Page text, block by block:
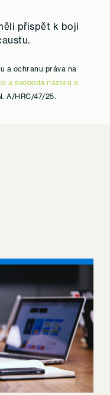
přispět k boji
a ochranu práva na
a svoboda názoru a
A/HRC/47/25.